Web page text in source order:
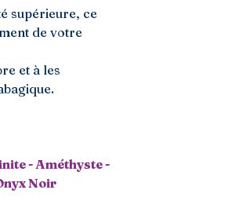
supérieure, ce
de votre
et à les
- Améthyste -
Noir